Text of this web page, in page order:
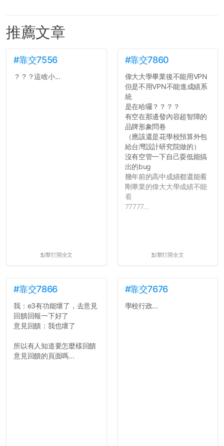
推薦文章
#靠交7556
？？？這啥小...
點擊打開全文
#靠交7860
偉大大學畢業後不能用VPN
但是不用VPN不能進成績系
統
是在哈囉？？？？
有空在那邊發內容超智障的
品牌形象問卷
（應該還是花學校預算外包
給台灣設計研究院做的）
沒有空管一下自己耍低能搞
出的bug
幾年前的高中成績都還能看
剛畢業的偉大大學成績不能
看
77777...
點擊打開全文
#靠交7866
我：e3有功能壞了，去意見
回饋回報一下好了
意見回饋：我也壞了
所以有人知道要怎麼樣回饋
意見回饋的頁面嗎...
#靠交7676
學校行政...